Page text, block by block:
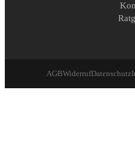
AGBWiderrufDatenschutz